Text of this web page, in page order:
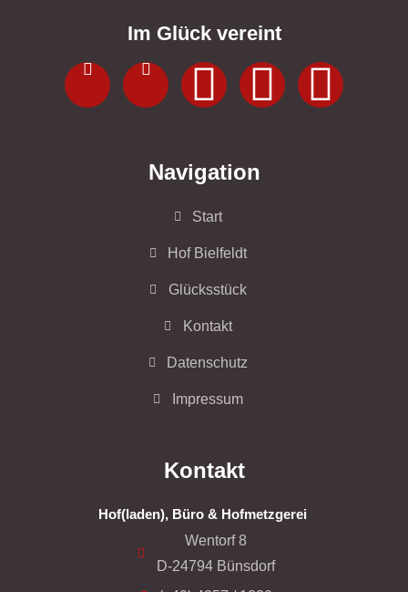
Im Glück vereint
Navigation
Start
Hof Bielfeldt
Glücksstück
Kontakt
Datenschutz
Impressum
Kontakt
Hof(laden), Büro & Hofmetzgerei
Wentorf 8
D-24794 Bünsdorf